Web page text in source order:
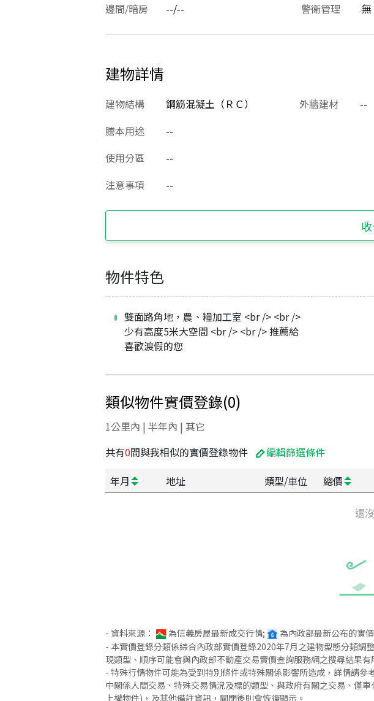
邊間/暗房
--/-- 警衛管理 無
建物詳情
建物結構 鋼筋混凝土（ＲＣ） 外牆建材 --
謄本用途
--
使用分區
--
注意事項
--
物件特色
雙面路角地，農、糧加工室 <br /> <br />
少有高度5米大空間 <br /> <br /> 推薦給
喜歡渡假的您
類似物件實價登錄(0)
1公里內 | 半年內 | 其它
共有0間與我相似的實價登錄物件 編輯篩選條件
年月
地址 類型/車位 總價
還
- 資料來源： 為信義房屋最新成交行情; 為內政部最新公布的實
- 本實價登錄分類係綜合內政部實價登錄2020年7月之建物型態分類
現類型、順序可能會與內政部不動產交易實價查詢服務網之搜尋結果有
- 特殊行情物件可能為受到特別條件或特殊關係影響所造成，詳情請
中關係人間交易、特殊交易情況及標的類型、與政府有關之交易、僅
上權物件)，及其他備註資訊，關閉後則會恢復顯示。